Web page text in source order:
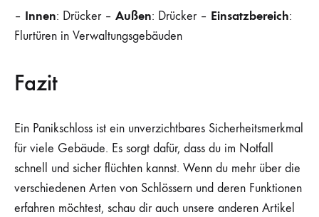
– Innen: Drücker – Außen: Drücker – Einsatzbereich:
Flurtüren in Verwaltungsgebäuden
Fazit
Ein Panikschloss ist ein unverzichtbares Sicherheitsmerkmal
für viele Gebäude. Es sorgt dafür, dass du im Notfall
schnell und sicher flüchten kannst. Wenn du mehr über die
verschiedenen Arten von Schlössern und deren Funktionen
erfahren möchtest, schau dir auch unsere anderen Artikel